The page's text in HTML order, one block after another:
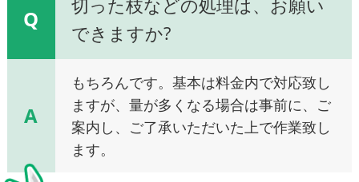
Q
できますか?
A
もちろんです。基本は料金内で対応致し
ますが、量が多くなる場合は事前に、ご
案内し、ご了承いただいた上で作業致し
ます。